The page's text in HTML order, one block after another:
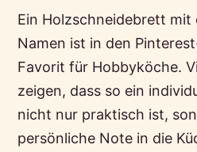
Ein Holzschneidebrett mit
Namen ist in den
Favorit für Hobbyköche.
zeigen, dass so ein
nicht nur praktisch ist,
persönliche Note in die